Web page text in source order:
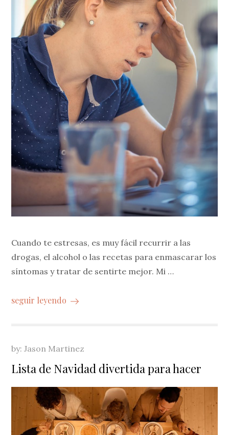
Cuando te estresas, es muy fácil recurrir a las
drogas, el alcohol o las recetas para enmascarar los
síntomas y tratar de sentirte mejor. Mi …
seguir leyendo
by:Jason Martinez
Lista de Navidad divertida para hacer